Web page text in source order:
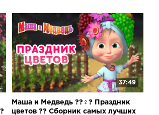
37:49
Маша и Медведь ??‍♀️? Праздник
цветов ?? Сборник самых лучших